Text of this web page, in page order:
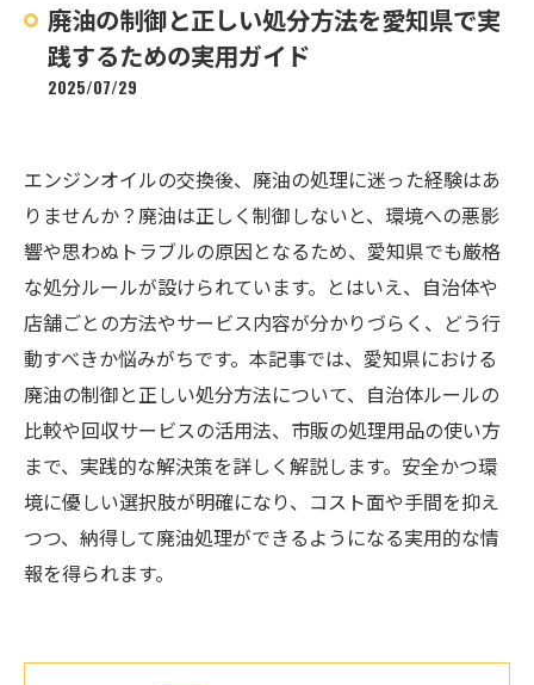
廃油の制御と正しい処分方法を愛知県で実
践するための実用ガイド
2025/07/29
エンジンオイルの交換後、廃油の処理に迷った経験はあ
りませんか？廃油は正しく制御しないと、環境への悪影
響や思わぬトラブルの原因となるため、愛知県でも厳格
な処分ルールが設けられています。とはいえ、自治体や
店舗ごとの方法やサービス内容が分かりづらく、どう行
動すべきか悩みがちです。本記事では、愛知県における
廃油の制御と正しい処分方法について、自治体ルールの
比較や回収サービスの活用法、市販の処理用品の使い方
まで、実践的な解決策を詳しく解説します。安全かつ環
境に優しい選択肢が明確になり、コスト面や手間を抑え
つつ、納得して廃油処理ができるようになる実用的な情
報を得られます。